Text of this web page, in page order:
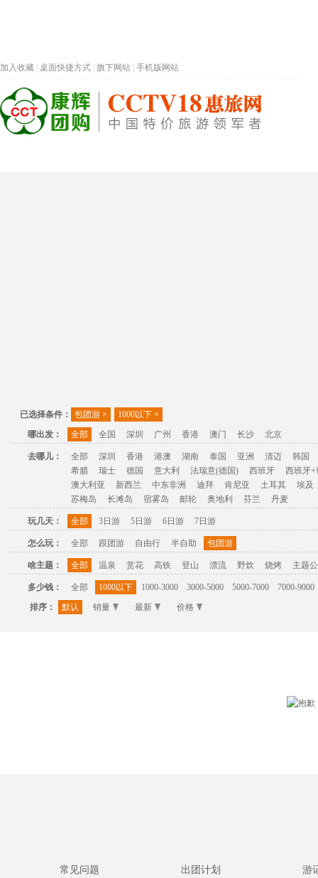
加入收藏 桌面快捷方式 旗下网站 手机版网站
已选择条件： 包团游 × 1000以下 ×
哪出发：
全部 全国 深圳 广州 香港 澳门 长沙 北京
去哪儿： 全部 深圳 香港 港澳 湖南 泰国 亚洲 清迈
韩国
希腊
瑞士 德国 意大利 法瑞意(德国) 西班牙
西班牙+
澳大利亚
新西兰 中东非洲 迪拜 肯尼亚 土耳其
埃及
苏梅岛
长滩岛 宿雾岛 邮轮 奥地利 芬兰 丹麦
玩几天： 全部 3日游 5日游 6日游 7日游
怎么玩： 全部 跟团游 自由行 半自助 包团游
啥主题： 全部 温泉 赏花 高铁 登山 漂流 野炊 烧烤 主题
多少钱： 全部 1000以下 1000-3000 3000-5000 5000-7000
7000-9000
排序：
默认 销量 最新 价格
常见问题
出团计划
游